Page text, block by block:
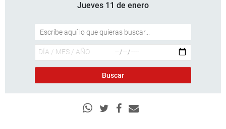
Jueves 11 de enero